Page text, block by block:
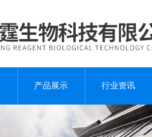
产品展示 行业资讯